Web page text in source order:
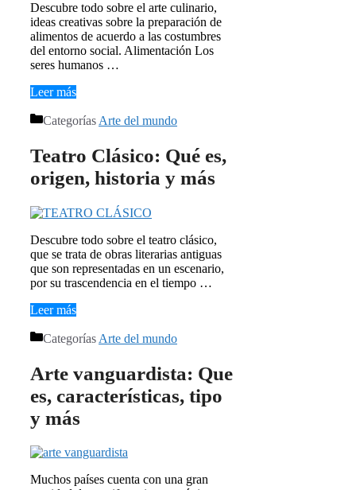
Descubre todo sobre el arte culinario,
ideas creativas sobre la preparación de
alimentos de acuerdo a las costumbres
del entorno social. Alimentación Los
seres humanos …
Leer más
Categorías Arte del mundo
Teatro Clásico: Qué es,
origen, historia y más
Descubre todo sobre el teatro clásico,
que se trata de obras literarias antiguas
que son representadas en un escenario,
por su trascendencia en el tiempo …
Leer más
Categorías Arte del mundo
Arte vanguardista: Que
es, características, tipo
y más
Muchos países cuenta con una gran